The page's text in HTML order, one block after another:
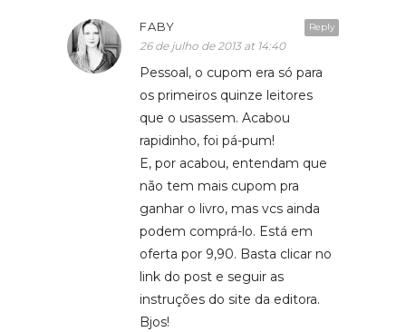
Reply
FABY
26 de julho de 2013 at 14:40
Pessoal, o cupom era só para
os primeiros quinze leitores
que o usassem. Acabou
rapidinho, foi pá-pum!
E, por acabou, entendam que
não tem mais cupom pra
ganhar o livro, mas vcs ainda
podem comprá-lo. Está em
oferta por 9,90. Basta clicar no
link do post e seguir as
instruções do site da editora.
Bjos!